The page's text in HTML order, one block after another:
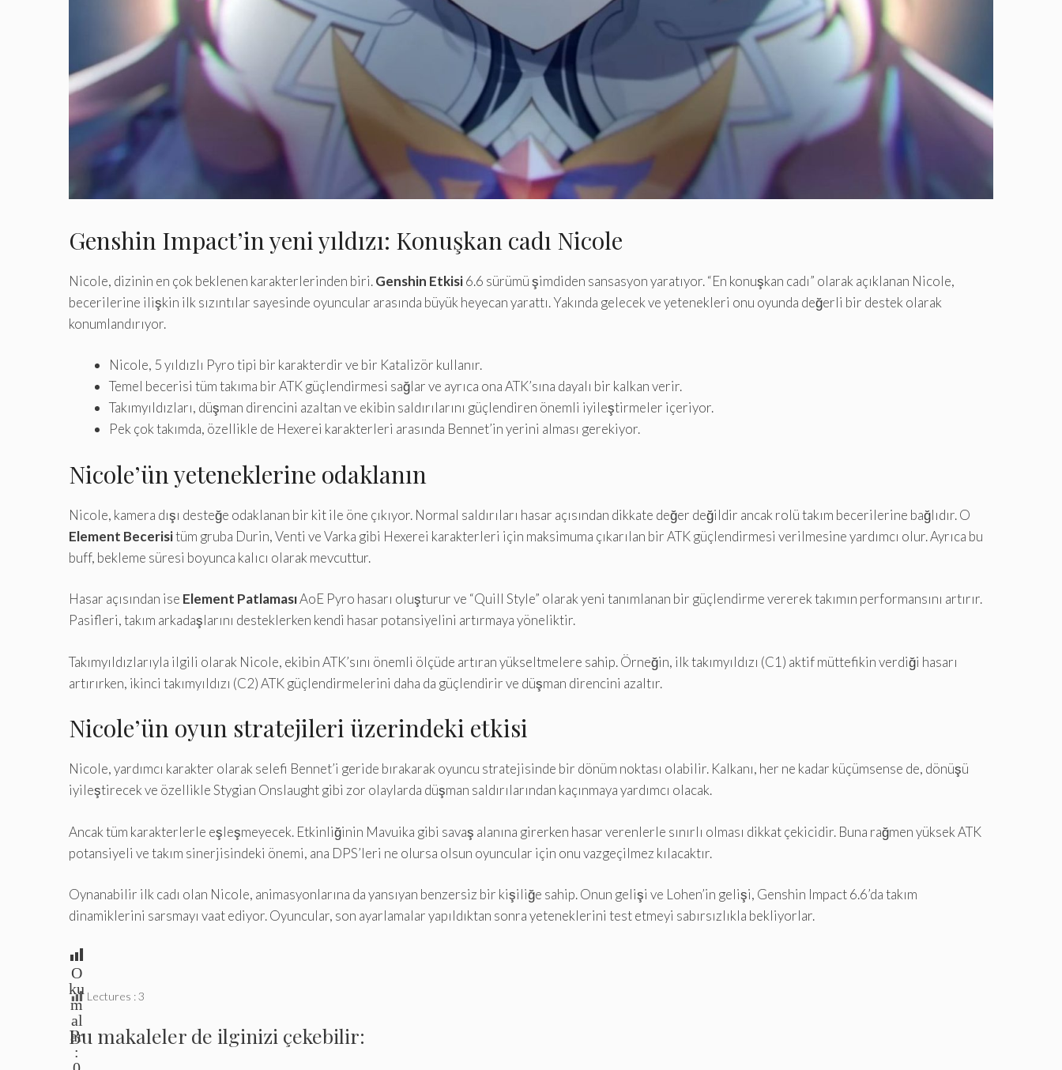
Genshin Impact’in yeni yıldızı: Konuşkan cadı Nicole
Nicole, dizinin en çok beklenen karakterlerinden biri.Genshin Etkisi6.6 sürümü şimdiden sansasyon yaratıyor. “En konuşkan cadı” olarak açıklanan Nicole,
becerilerine ilişkin ilk sızıntılar sayesinde oyuncular arasında büyük heyecan yarattı. Yakında gelecek ve yetenekleri onu oyunda değerli bir destek olarak
konumlandırıyor.
Nicole, 5 yıldızlı Pyro tipi bir karakterdir ve bir Katalizör kullanır.
Temel becerisi tüm takıma bir ATK güçlendirmesi sağlar ve ayrıca ona ATK’sına dayalı bir kalkan verir.
Takımyıldızları, düşman direncini azaltan ve ekibin saldırılarını güçlendiren önemli iyileştirmeler içeriyor.
Pek çok takımda, özellikle de Hexerei karakterleri arasında Bennet’in yerini alması gerekiyor.
Nicole’ün yeteneklerine odaklanın
Nicole, kamera dışı desteğe odaklanan bir kit ile öne çıkıyor. Normal saldırıları hasar açısından dikkate değer değildir ancak rolü takım becerilerine bağlıdır. O
Element Becerisitüm gruba Durin, Venti ve Varka gibi Hexerei karakterleri için maksimuma çıkarılan bir ATK güçlendirmesi verilmesine yardımcı olur. Ayrıca bu
buff, bekleme süresi boyunca kalıcı olarak mevcuttur.
Hasar açısından ise Element PatlamasıAoE Pyro hasarı oluşturur ve “Quill Style” olarak yeni tanımlanan bir güçlendirme vererek takımın performansını artırır.
Pasifleri, takım arkadaşlarını desteklerken kendi hasar potansiyelini artırmaya yöneliktir.
Takımyıldızlarıyla ilgili olarak Nicole, ekibin ATK’sını önemli ölçüde artıran yükseltmelere sahip. Örneğin, ilk takımyıldızı (C1) aktif müttefikin verdiği hasarı
artırırken, ikinci takımyıldızı (C2) ATK güçlendirmelerini daha da güçlendirir ve düşman direncini azaltır.
Nicole’ün oyun stratejileri üzerindeki etkisi
Nicole, yardımcı karakter olarak selefi Bennet’i geride bırakarak oyuncu stratejisinde bir dönüm noktası olabilir. Kalkanı, her ne kadar küçümsense de, dönüşü
iyileştirecek ve özellikle Stygian Onslaught gibi zor olaylarda düşman saldırılarından kaçınmaya yardımcı olacak.
Ancak tüm karakterlerle eşleşmeyecek. Etkinliğinin Mavuika gibi savaş alanına girerken hasar verenlerle sınırlı olması dikkat çekicidir. Buna rağmen yüksek ATK
potansiyeli ve takım sinerjisindeki önemi, ana DPS’leri ne olursa olsun oyuncular için onu vazgeçilmez kılacaktır.
Oynanabilir ilk cadı olan Nicole, animasyonlarına da yansıyan benzersiz bir kişiliğe sahip. Onun gelişi ve Lohen’in gelişi, Genshin Impact 6.6’da takım
dinamiklerini sarsmayı vaat ediyor. Oyuncular, son ayarlamalar yapıldıktan sonra yeteneklerini test etmeyi sabırsızlıkla bekliyorlar.
O
ku
m
al
ar
:
0
Lectures :3
Bu makaleler de ilginizi çekebilir: